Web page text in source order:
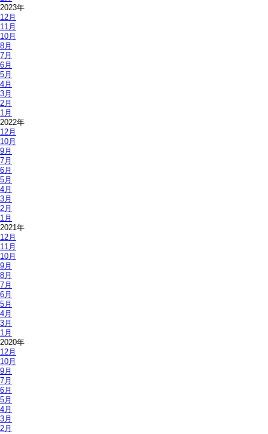
2023年
12月
11月
10月
8月
7月
6月
5月
4月
3月
2月
1月
2022年
12月
10月
9月
7月
6月
5月
4月
3月
2月
1月
2021年
12月
11月
10月
9月
8月
7月
6月
5月
4月
3月
1月
2020年
12月
10月
9月
7月
6月
5月
4月
3月
2月